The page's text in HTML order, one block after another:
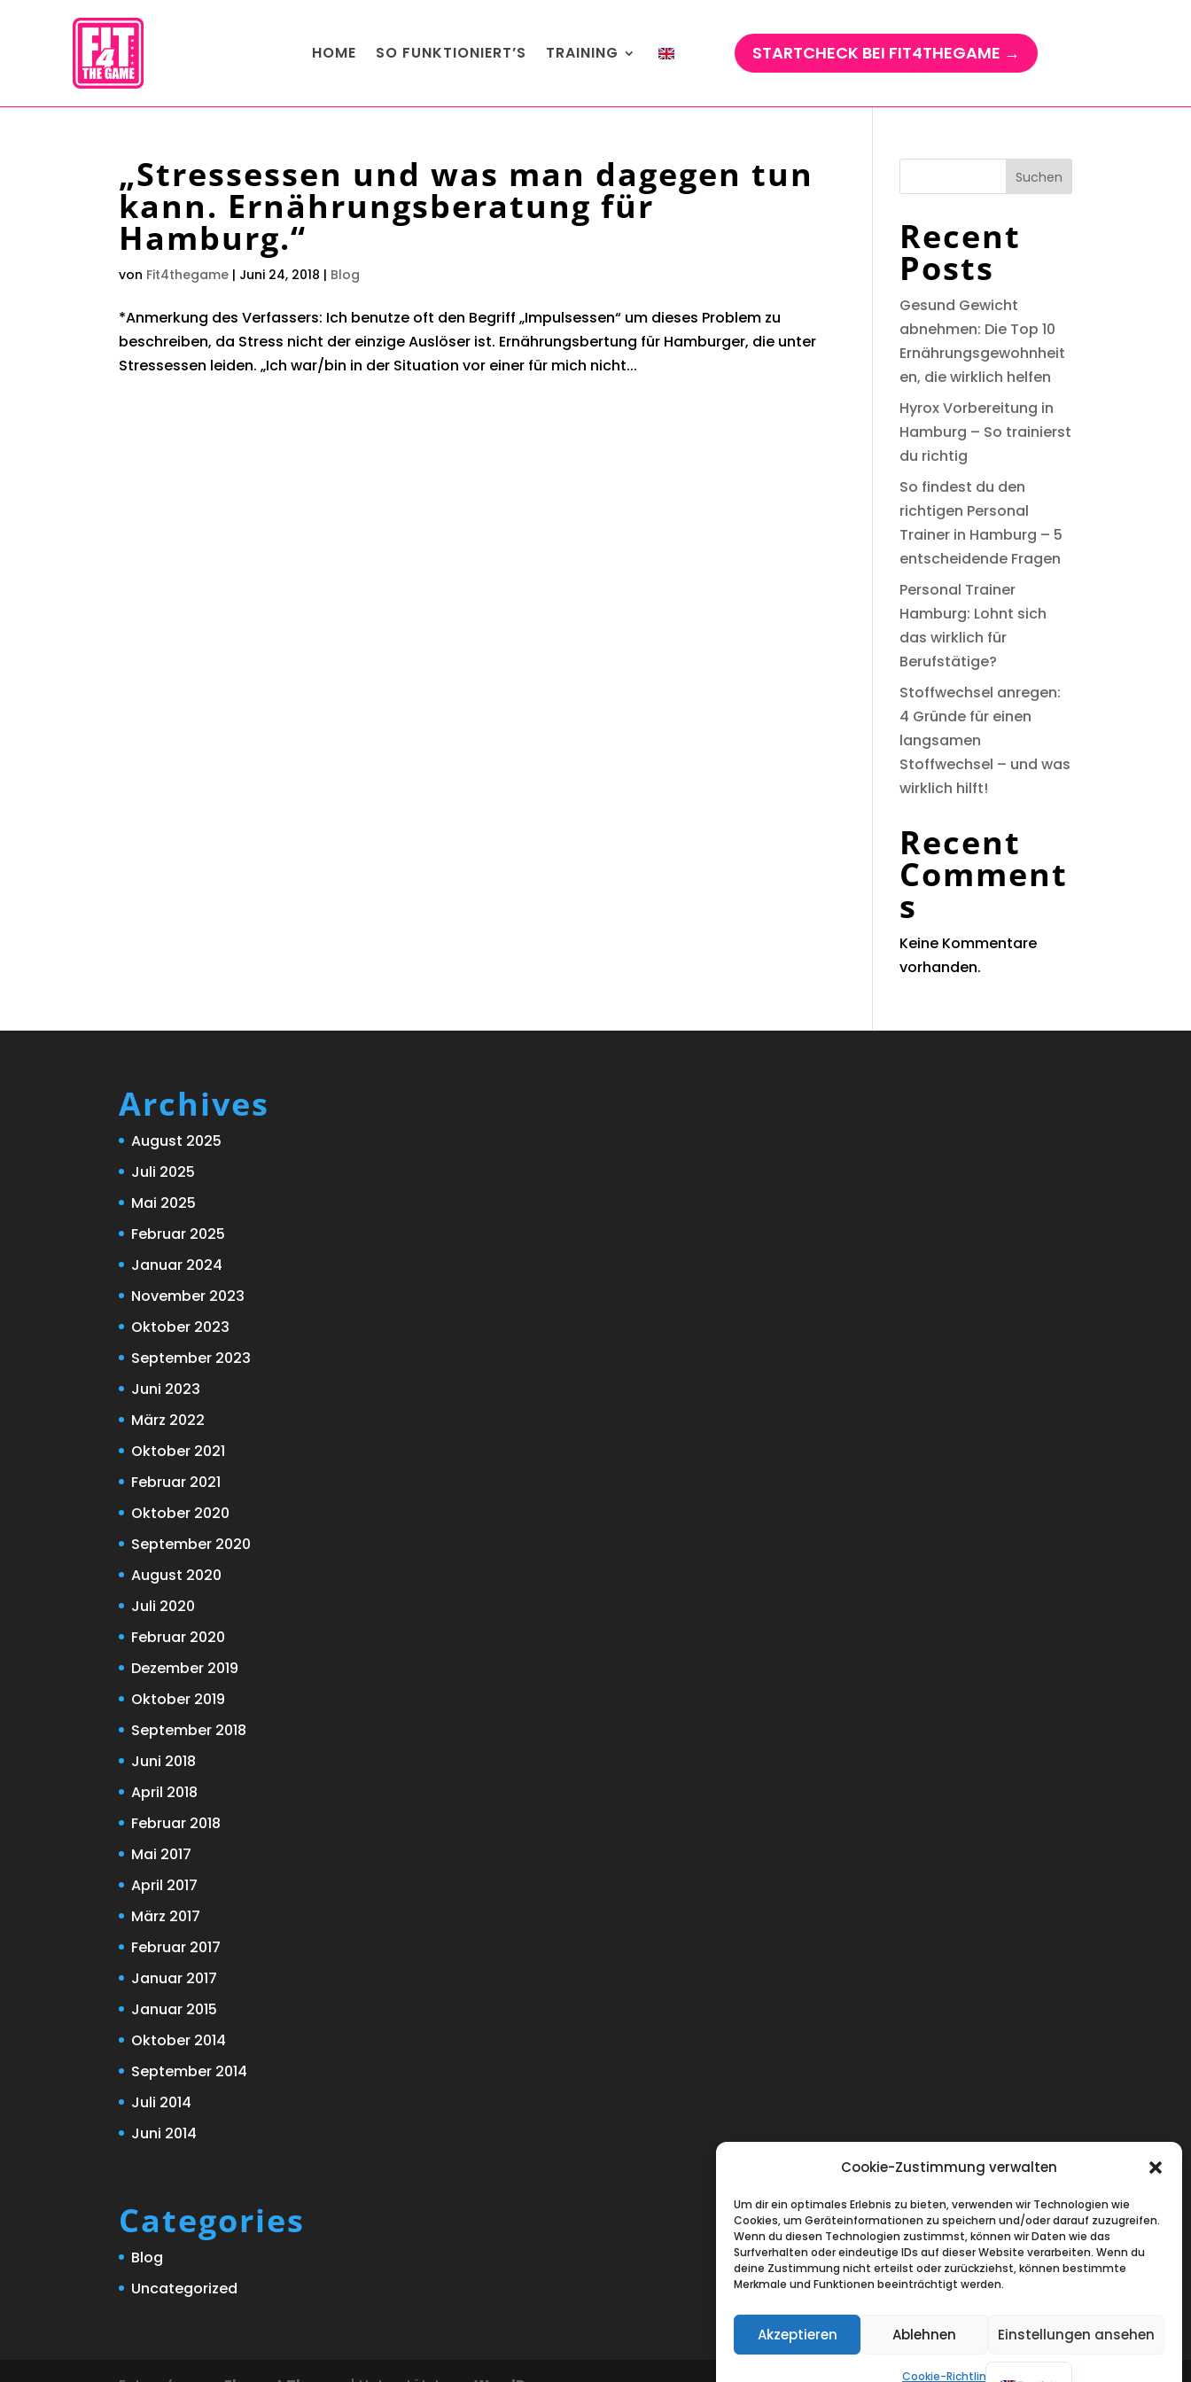
Cookie-Zustimmung verwalten
Um dir ein optimales Erlebnis zu bieten, verwenden wir Technologien wie
Cookies, um Geräteinformationen zu speichern und/oder darauf zuzugreifen.
Wenn du diesen Technologien zustimmst, können wir Daten wie das
Surfverhalten oder eindeutige IDs auf dieser Website verarbeiten. Wenn du
deine Zustimmung nicht erteilst oder zurückziehst, können bestimmte
Merkmale und Funktionen beeinträchtigt werden.
Akzeptieren Ablehnen Einstellungen ansehen
Cookie-Richtlinie
HOME SO FUNKTIONIERT’S TRAINING STARTCHECK BEI FIT4THEGAME →
„Stressessen und was man dagegen tun
kann. Ernährungsberatung für
Hamburg.“
von Fit4thegame | Juni 24, 2018 | Blog
*Anmerkung des Verfassers: Ich benutze oft den Begriff „Impulsessen“ um dieses Problem zu
beschreiben, da Stress nicht der einzige Auslöser ist. Ernährungsbertung für Hamburger, die unter
Stressessen leiden. „Ich war/bin in der Situation vor einer für mich nicht...
Suchen
Recent
Posts
Gesund Gewicht
abnehmen: Die Top 10
Ernährungsgewohnheit
en, die wirklich helfen
Hyrox Vorbereitung in
Hamburg – So trainierst
du richtig
So findest du den
richtigen Personal
Trainer in Hamburg – 5
entscheidende Fragen
Personal Trainer
Hamburg: Lohnt sich
das wirklich für
Berufstätige?
Stoffwechsel anregen:
4 Gründe für einen
langsamen
Stoffwechsel – und was
wirklich hilft!
Recent
Comment
s
Keine Kommentare
vorhanden.
Archives
August 2025
Juli 2025
Mai 2025
Februar 2025
Januar 2024
November 2023
Oktober 2023
September 2023
Juni 2023
März 2022
Oktober 2021
Februar 2021
Oktober 2020
September 2020
August 2020
Juli 2020
Februar 2020
Dezember 2019
Oktober 2019
September 2018
Juni 2018
April 2018
Februar 2018
Mai 2017
April 2017
März 2017
Februar 2017
Januar 2017
Januar 2015
Oktober 2014
September 2014
Juli 2014
Juni 2014
Categories
Blog
Uncategorized